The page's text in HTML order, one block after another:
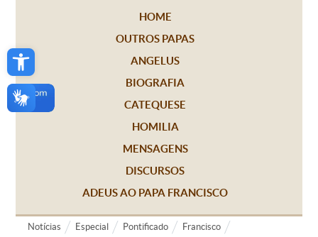
Open toolbar
HOME
OUTROS PAPAS
ANGELUS
BIOGRAFIA
CATEQUESE
HOMILIA
MENSAGENS
DISCURSOS
ADEUS AO PAPA FRANCISCO
Notícias Especial Pontificado Francisco